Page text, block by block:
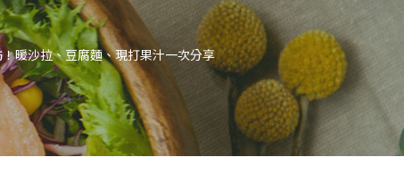
暖沙拉、豆腐麵、現打果汁一次分享